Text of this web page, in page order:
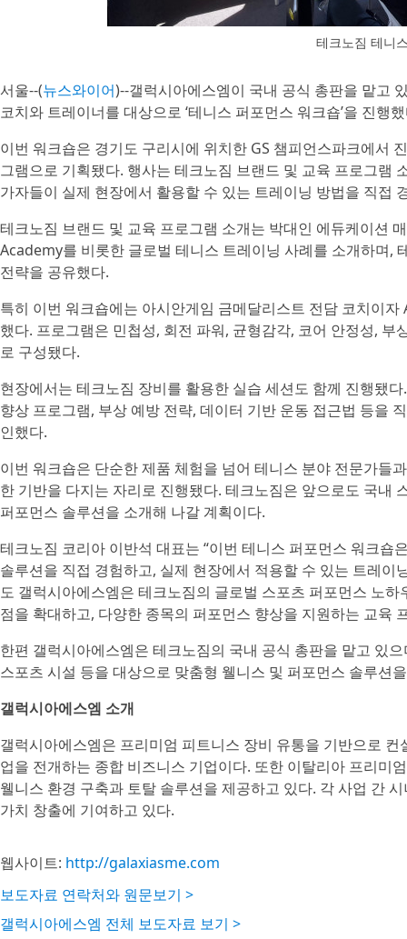
테크노짐 테니
서울--(뉴스와이어)--갤럭시아에스엠이 국내 공식 총판을 맡고
코치와 트레이너를 대상으로 ‘테니스 퍼포먼스 워크숍’을 진행
이번 워크숍은 경기도 구리시에 위치한 GS 챔피언스파크에서
그램으로 기획됐다. 행사는 테크노짐 브랜드 및 교육 프로그램
가자들이 실제 현장에서 활용할 수 있는 트레이닝 방법을 직접
테크노짐 브랜드 및 교육 프로그램 소개는 박대인 에듀케이션
Academy를 비롯한 글로벌 테니스 트레이닝 사례를 소개하며,
전략을 공유했다.
특히 이번 워크숍에는 아시안게임 금메달리스트 전담 코치이
했다. 프로그램은 민첩성, 회전 파워, 균형감각, 코어 안정성,
로 구성됐다.
현장에서는 테크노짐 장비를 활용한 실습 세션도 함께 진행됐
향상 프로그램, 부상 예방 전략, 데이터 기반 운동 접근법 등을
인했다.
이번 워크숍은 단순한 제품 체험을 넘어 테니스 분야 전문가들
한 기반을 다지는 자리로 진행됐다. 테크노짐은 앞으로도 국내
퍼포먼스 솔루션을 소개해 나갈 계획이다.
테크노짐 코리아 이반석 대표는 “이번 테니스 퍼포먼스 워크
솔루션을 직접 경험하고, 실제 현장에서 적용할 수 있는 트레
도 갤럭시아에스엠은 테크노짐의 글로벌 스포츠 퍼포먼스 노
점을 확대하고, 다양한 종목의 퍼포먼스 향상을 지원하는 교육
한편 갤럭시아에스엠은 테크노짐의 국내 공식 총판을 맡고 있
스포츠 시설 등을 대상으로 맞춤형 웰니스 및 퍼포먼스 솔루션
갤럭시아에스엠 소개
갤럭시아에스엠은 프리미엄 피트니스 장비 유통을 기반으로
업을 전개하는 종합 비즈니스 기업이다. 또한 이탈리아 프리미
웰니스 환경 구축과 토탈 솔루션을 제공하고 있다. 각 사업 간
가치 창출에 기여하고 있다.
웹사이트: http://galaxiasme.com
보도자료 연락처와 원문보기 >
갤럭시아에스엠 전체 보도자료 보기 >